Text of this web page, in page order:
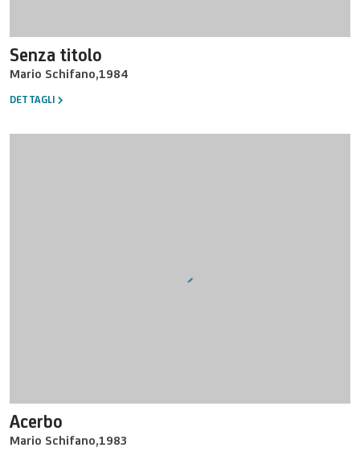
Mario Schifano,
Senza titolo
1984
DETTAGLI
Mario Schifano,
Acerbo
1983